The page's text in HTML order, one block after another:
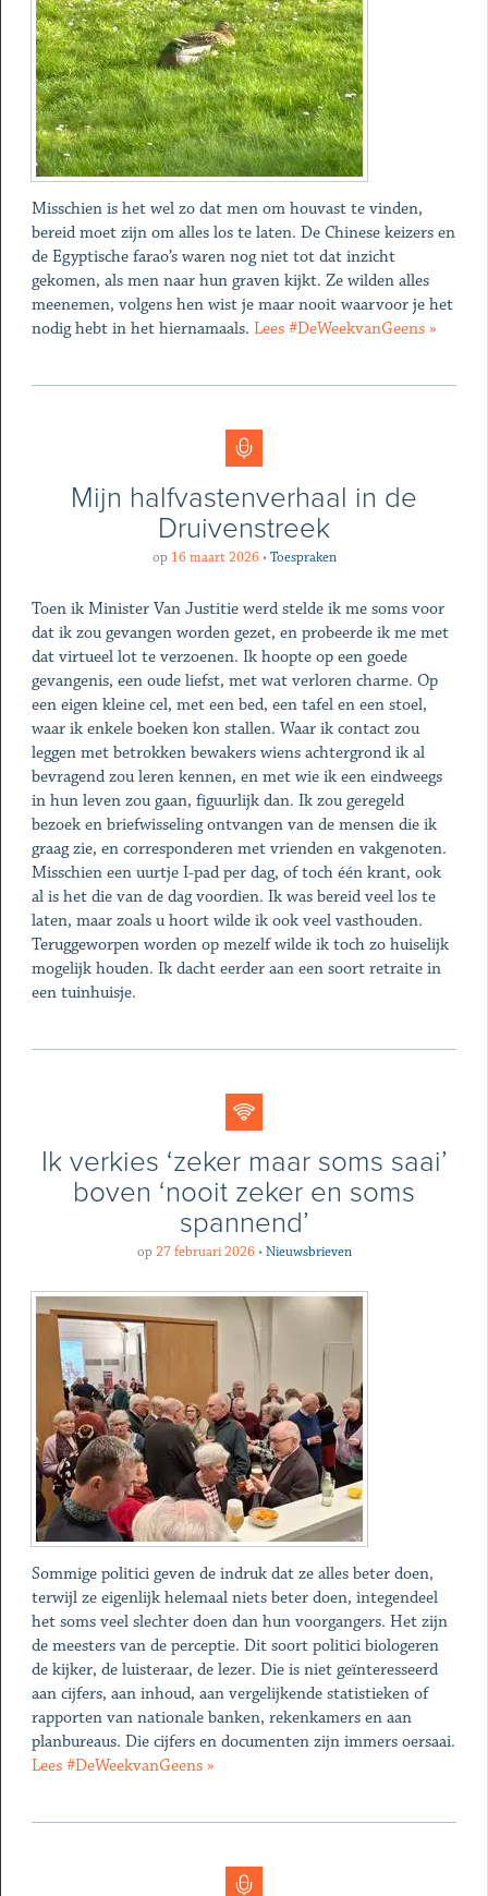
Misschien is het wel zo dat men om houvast te vinden,
bereid moet zijn om alles los te laten. De Chinese keizers en
de Egyptische farao’s waren nog niet tot dat inzicht
gekomen, als men naar hun graven kijkt. Ze wilden alles
meenemen, volgens hen wist je maar nooit waarvoor je het
nodig hebt in het hiernamaals. Lees #DeWeekvanGeens »
Mijn halfvastenverhaal in de
Druivenstreek
op 16 maart 2026 • Toespraken
Toen ik Minister Van Justitie werd stelde ik me soms voor
dat ik zou gevangen worden gezet, en probeerde ik me met
dat virtueel lot te verzoenen. Ik hoopte op een goede
gevangenis, een oude liefst, met wat verloren charme. Op
een eigen kleine cel, met een bed, een tafel en een stoel,
waar ik enkele boeken kon stallen. Waar ik contact zou
leggen met betrokken bewakers wiens achtergrond ik al
bevragend zou leren kennen, en met wie ik een eindweegs
in hun leven zou gaan, figuurlijk dan. Ik zou geregeld
bezoek en briefwisseling ontvangen van de mensen die ik
graag zie, en corresponderen met vrienden en vakgenoten.
Misschien een uurtje I-pad per dag, of toch één krant, ook
al is het die van de dag voordien. Ik was bereid veel los te
laten, maar zoals u hoort wilde ik ook veel vasthouden.
Teruggeworpen worden op mezelf wilde ik toch zo huiselijk
mogelijk houden. Ik dacht eerder aan een soort retraite in
een tuinhuisje.
Ik verkies ‘zeker maar soms saai’
boven ‘nooit zeker en soms
spannend’
op 27 februari 2026 • Nieuwsbrieven
Sommige politici geven de indruk dat ze alles beter doen,
terwijl ze eigenlijk helemaal niets beter doen, integendeel
het soms veel slechter doen dan hun voorgangers. Het zijn
de meesters van de perceptie. Dit soort politici biologeren
de kijker, de luisteraar, de lezer. Die is niet geïnteresseerd
aan cijfers, aan inhoud, aan vergelijkende statistieken of
rapporten van nationale banken, rekenkamers en aan
planbureaus. Die cijfers en documenten zijn immers oersaai.
Lees #DeWeekvanGeens »